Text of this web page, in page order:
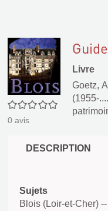
0/5
0 avis
Livre
Goetz,
(1955-
DESCRIPTION
Sujets
Blois (Loir-et-Cher)